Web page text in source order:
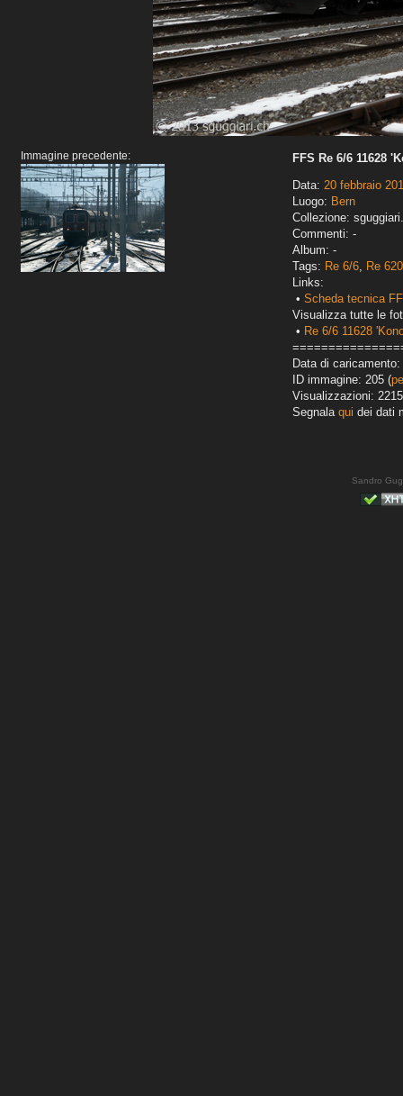
Immagine precedente:
FFS Re 6/6 11628
Data: 20 febbraio
Luogo: Bern
Collezione:
Commenti: -
Album: -
Tags: Re 6/6, Re 620
Links:
• Scheda tecnica
Visualizza tutte le
• Re 6/6 11628
Data di caricamento:
ID immagine: 205 (
Visualizzazioni: 2215
Segnala qui dei dati
Sandro